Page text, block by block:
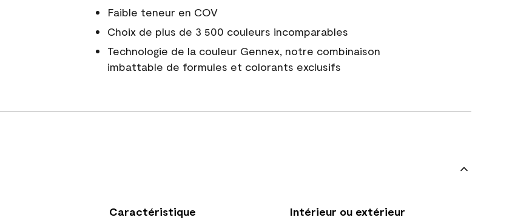
Faible teneur en COV
Choix de plus de 3 500 couleurs incomparables
Technologie de la couleur Gennex, notre combinaison
imbattable de formules et colorants exclusifs
Caractéristique
Intérieur ou extérieur